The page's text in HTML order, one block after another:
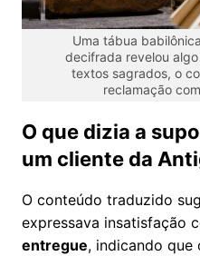
Uma tábua
decifrada revelou
textos sagrados, o
reclamação
O que dizia a
um cliente da
O conteúdo traduzido
expressava insatisfação
entregue, indicando que